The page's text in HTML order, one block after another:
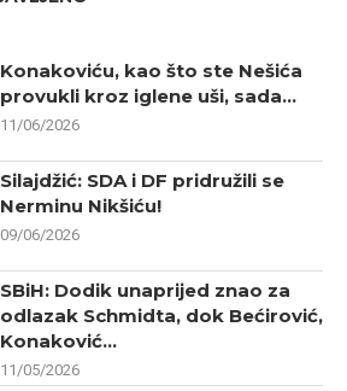
Konakoviću, kao što ste Nešića
provukli kroz iglene uši, sada...
11/06/2026
Silajdžić: SDA i DF pridružili se
Nerminu Nikšiću!
09/06/2026
SBiH: Dodik unaprijed znao za
odlazak Schmidta, dok Bećirović,
Konaković...
11/05/2026